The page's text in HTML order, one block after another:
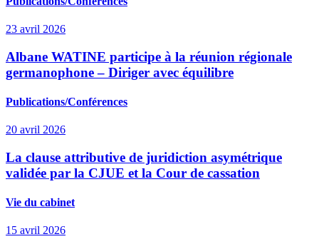
23 avril 2026
Albane WATINE participe à la réunion régionale
germanophone – Diriger avec équilibre
Publications/Conférences
20 avril 2026
La clause attributive de juridiction asymétrique
validée par la CJUE et la Cour de cassation
Vie du cabinet
15 avril 2026